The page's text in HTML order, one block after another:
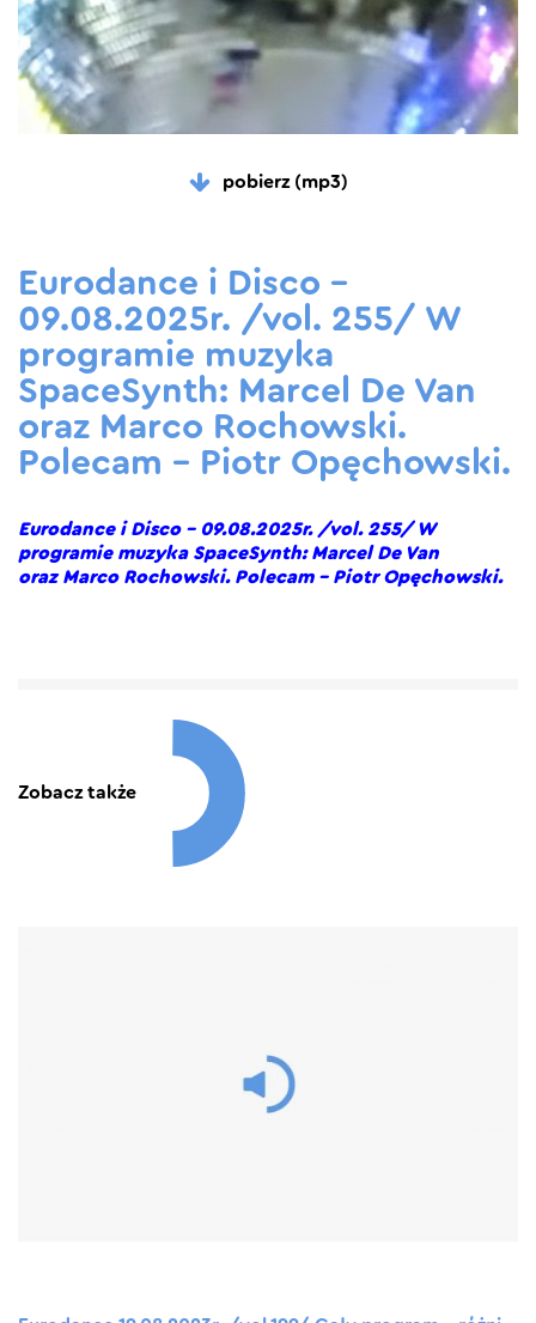
pobierz (mp3)
Eurodance i Disco –
09.08.2025r. /vol. 255/ W
programie muzyka
SpaceSynth: Marcel De Van
oraz Marco Rochowski.
Polecam – Piotr Opęchowski.
Eurodance i Disco – 09.08.2025r. /vol. 255/ W
programie muzyka SpaceSynth: Marcel De Van
oraz Marco Rochowski. Polecam – Piotr Opęchowski.
Zobacz także